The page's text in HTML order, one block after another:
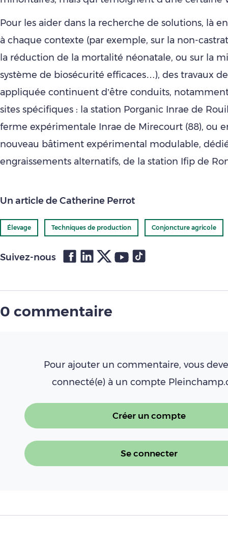
Pour les aider dans la recherche de solutions, là
à chaque contexte (par exemple, sur la non-
la réduction de la mortalité néonatale, ou sur la
système de biosécurité efficaces…), des travaux
appliquée continuent d’être conduits,
sites spécifiques : la station Porganic Inrae de
ferme expérimentale Inrae de Mirecourt (88), ou
nouveau bâtiment expérimental modulable,
engraissements alternatifs, de la station Ifip de
Un article de Catherine Perrot
Élevage Techniques de production Conjoncture agricole
Suivez-nous
0 commentaire
Pour ajouter un commentaire, vous
connecté(e) à un compte
Créer un compte
Se connecter